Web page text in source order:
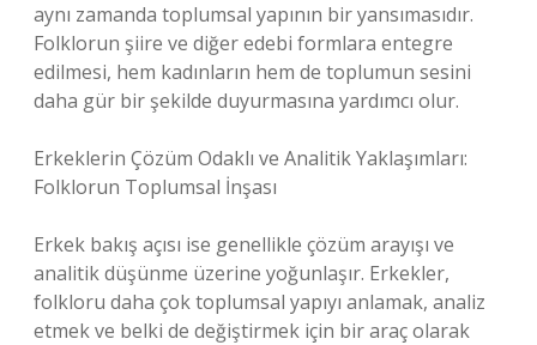
aynı zamanda toplumsal yapının bir yansımasıdır.
Folklorun şiire ve diğer edebi formlara entegre
edilmesi, hem kadınların hem de toplumun sesini
daha gür bir şekilde duyurmasına yardımcı olur.
Erkeklerin Çözüm Odaklı ve Analitik Yaklaşımları:
Folklorun Toplumsal İnşası
Erkek bakış açısı ise genellikle çözüm arayışı ve
analitik düşünme üzerine yoğunlaşır. Erkekler,
folkloru daha çok toplumsal yapıyı anlamak, analiz
etmek ve belki de değiştirmek için bir araç olarak